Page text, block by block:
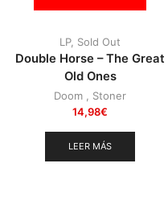
LP, Sold Out
Double Horse – The Great
Old Ones
Doom , Stoner
14,98€
LEER MÁS